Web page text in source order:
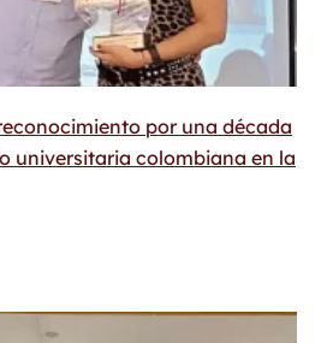
por una década
universitaria colombiana en la